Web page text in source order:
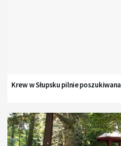
Krew w Słupsku pilnie poszukiwana